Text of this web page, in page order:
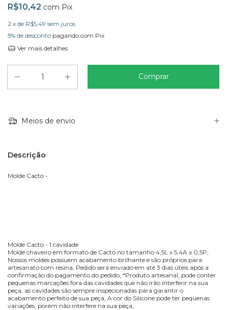
R$10,42 com Pix
2 x de R$5,49 sem juros
5% de desconto pagando com Pix
Ver mais detalhes
Meios de envio
Descrição
Molde Cacto -
Molde Cacto - 1 cavidade
Molde chaveiro em formato de Cacto no tamanho 4,5L x 5,4A x 0,5P,
Nossos moldes possuem acabamento brilhante e são próprios para
artesanato com resina, Pedido será enviado em até 3 dias úteis após a
confirmação do pagamento do pedido, *Produto artesanal, pode conter
pequenas marcações fora das cavidades que não irão interferir na sua
peça, as cavidades são sempre inspecionadas para garantir o
acabamento perfeito de sua peça, A cor do Silicone pode ter pequenas
variações, porém não interfere na sua peça,